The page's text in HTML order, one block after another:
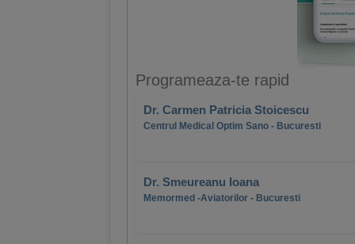
Programeaza-te rapid
Dr. Carmen Patricia Stoicescu
Centrul Medical Optim Sano - Bucuresti
Dr. Smeureanu Ioana
Memormed -Aviatorilor - Bucuresti